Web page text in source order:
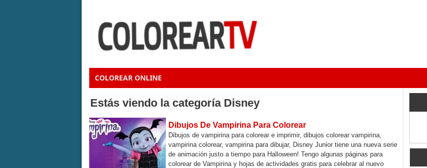
COLOREAR ONLINE
Estás viendo la categoría Disney
Dibujos De Vampirina Para Colorear
Dibujos de vampirina para colorear e imprimir, dibujos colorear vampirina,
vampirina colorear, vampirina para dibujar, Disney Junior tiene una nueva serie
de animación justo a tiempo para Halloween! Tengo algunas páginas para
colorear de Vampirina y hojas de actividades gratis para celebrar al nuevo